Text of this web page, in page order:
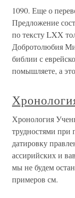
1090. Еще о
Предложение
по тексту LXX
Добротолюбия
библии с
помышляете, а
Хронология
трудностями при
датировку
ассирийских и
мы не будем
примеров см.